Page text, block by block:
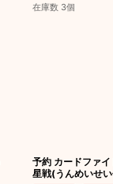
在庫数 3個
予約 カードファ
星戦(うんめいせ